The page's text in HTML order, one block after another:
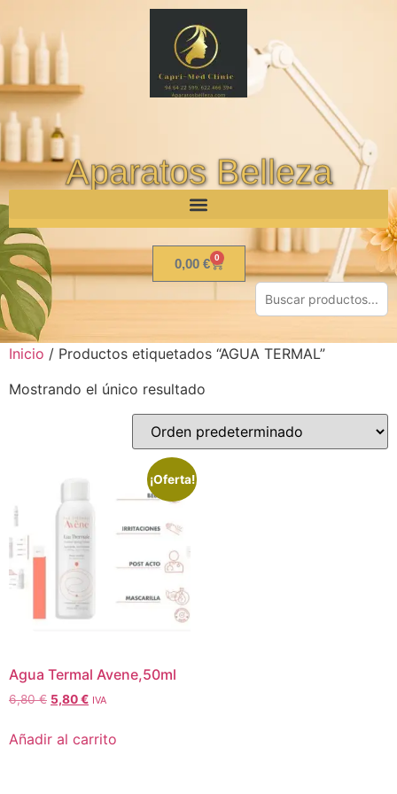
Aparatos Belleza
0,00 € 0
Inicio / Productos etiquetados “AGUA TERMAL”
Mostrando el único resultado
¡Oferta!
Agua Termal Avene,50ml
6,80€ 5,80€ IVA
Añadir al carrito